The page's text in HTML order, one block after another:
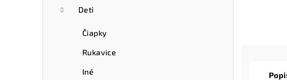
Deti
Čiapky
Rukavice
Iné